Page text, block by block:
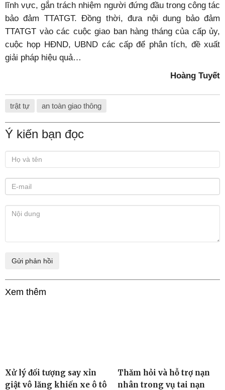
lĩnh vực, gắn trách nhiệm người đứng đầu trong công tác
bảo đảm TTATGT. Đồng thời, đưa nội dung bảo đảm
TTATGT vào các cuộc giao ban hàng tháng của cấp ủy,
cuộc họp HĐND, UBND các cấp để phân tích, đề xuất
giải pháp hiệu quả…
Hoàng Tuyết
trật tự an toàn giao thông
Ý kiến bạn đọc
Xem thêm
Xử lý đối tượng say xỉn
giật vô lăng khiến xe ô tô
Thăm hỏi và hỗ trợ nạn
nhân trong vụ tai nạn